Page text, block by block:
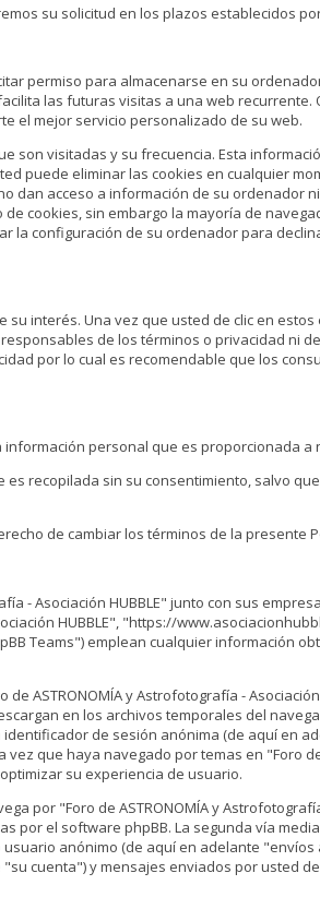
su solicitud en los plazos establecidos
permiso para almacenarse en su
las futuras visitas a una web
el mejor servicio personalizado de su web.
son visitadas y su frecuencia. Esta
puede eliminar las cookies en cualquier
dan acceso a información de su ordenador
cookies, sin embargo la mayoría de
la configuración de su ordenador para
interés. Una vez que usted de clic en
de los términos o privacidad ni
por lo cual es recomendable que los
personal que es proporcionada a
recopilada sin su consentimiento, salvo
derecho de cambiar los términos de la
- Asociación HUBBLE" junto con sus
HUBBLE", "https://
Teams") emplean cualquier información
ASTRONOMÍA y Astrofotografía -
en los archivos temporales del
de sesión anónima (de aquí en
que haya navegado por temas en "Foro
su experiencia de usuario.
por "Foro de ASTRONOMÍA y
por el software phpBB. La segunda vía
anónimo (de aquí en adelante
"su cuenta") y mensajes enviados por usted